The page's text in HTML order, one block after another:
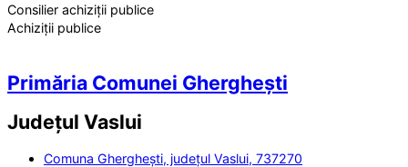
Consilier achiziții publice
Achiziții publice
Primăria Comunei Gherghești
Județul Vaslui
Comuna Gherghești, județul Vaslui, 737270